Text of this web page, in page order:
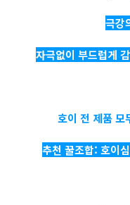
극강
자극없이 부드럽게
호이 전 제품 모
추천 꿀조합: 호이